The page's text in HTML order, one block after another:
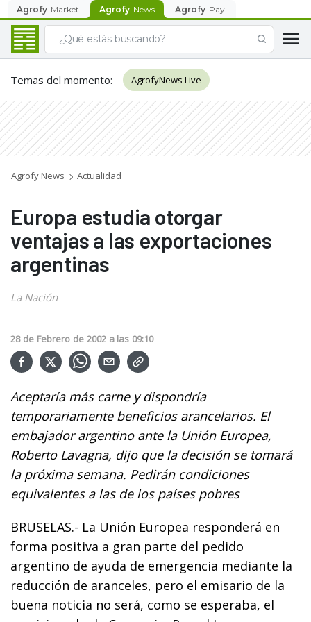
Agrofy Market Agrofy News Agrofy Pay
Temas del momento: AgrofyNews Live
Agrofy News Actualidad
Europa estudia otorgar
ventajas a las exportaciones
argentinas
La Nación
28 de Febrero de 2002 a las 09:10
Aceptaría más carne y dispondría
temporariamente beneficios arancelarios. El
embajador argentino ante la Unión Europea,
Roberto Lavagna, dijo que la decisión se tomará
la próxima semana. Pedirán condiciones
equivalentes a las de los países pobres
BRUSELAS.- La Unión Europea responderá en
forma positiva a gran parte del pedido
argentino de ayuda de emergencia mediante la
reducción de aranceles, pero el emisario de la
buena noticia no será, como se esperaba, el